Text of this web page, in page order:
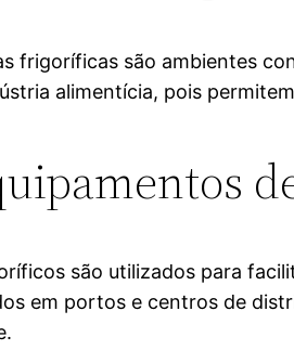
frigoríficas são ambientes
alimentícia, pois
são utilizados para
em portos e centros de